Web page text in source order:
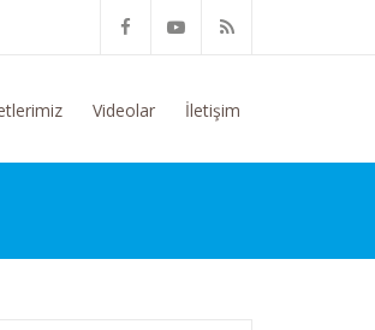
Ediyorum
Videolar İletişim